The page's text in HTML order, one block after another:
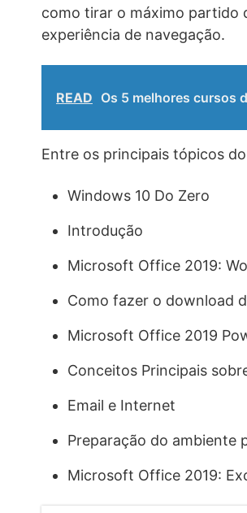
como tirar o máximo partido
experiência de navegação.
READ Os 5 melhores cursos
Entre os principais tópicos
Windows 10 Do Zero
Introdução
Microsoft Office 2019:
Como fazer o download
Microsoft Office 2019
Conceitos Principais
Email e Internet
Preparação do ambiente
Microsoft Office 2019: